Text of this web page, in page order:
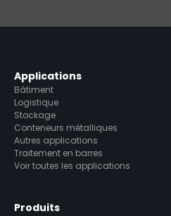
Produits
Applications
Bâtiment
Logistique
Stockage
Conteneurs métalliques
Autres applications
Traitement en barres
Voir toutes les applications